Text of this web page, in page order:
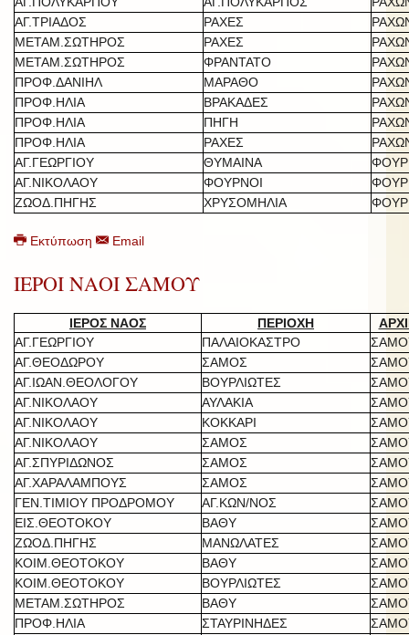
ΑΓ.ΤΡΙΑΔΟΣ
ΡΑΧΕΣ
ΜΕΤΑΜ.ΣΩΤΗΡΟΣ
ΡΑΧΕΣ
ΜΕΤΑΜ.ΣΩΤΗΡΟΣ
ΦΡΑΝΤΑΤΟ
ΠΡΟΦ.ΔΑΝΙΗΛ
ΜΑΡΑΘΟ
ΠΡΟΦ.ΗΛΙΑ
ΒΡΑΚΑΔΕΣ
ΠΡΟΦ.ΗΛΙΑ
ΠΗΓΗ
ΠΡΟΦ.ΗΛΙΑ
ΡΑΧΕΣ
ΑΓ.ΓΕΩΡΓΙΟΥ
ΘΥΜΑΙΝΑ
ΑΓ.ΝΙΚΟΛΑΟΥ
ΦΟΥΡΝΟΙ
ΖΩΟΔ.ΠΗΓΗΣ
ΧΡΥΣΟΜΗΛΙΑ
Εκτύπωση Email
ΙΕΡΟΙ ΝΑΟΙ ΣΑΜΟΥ
ΙΕΡΟΣ ΝΑΟΣ ΠΕΡΙΟΧΗ
ΑΓ.ΓΕΩΡΓΙΟΥ
ΠΑΛΑΙΟΚΑΣΤΡΟ
ΑΓ.ΘΕΟΔΩΡΟΥ
ΣΑΜΟΣ
ΑΓ.ΙΩΑΝ.ΘΕΟΛΟΓΟΥ
ΒΟΥΡΛΙΩΤΕΣ
ΑΓ.ΝΙΚΟΛΑΟΥ
ΑΥΛΑΚΙΑ
ΑΓ.ΝΙΚΟΛΑΟΥ
ΚΟΚΚΑΡΙ
ΑΓ.ΝΙΚΟΛΑΟΥ
ΣΑΜΟΣ
ΑΓ.ΣΠΥΡΙΔΩΝΟΣ
ΣΑΜΟΣ
ΑΓ.ΧΑΡΑΛΑΜΠΟΥΣ
ΣΑΜΟΣ
ΓΕΝ.ΤΙΜΙΟΥ ΠΡΟΔΡΟΜΟΥ
ΑΓ.ΚΩΝ/ΝΟΣ
ΕΙΣ.ΘΕΟΤΟΚΟΥ
ΒΑΘΥ
ΖΩΟΔ.ΠΗΓΗΣ
ΜΑΝΩΛΑΤΕΣ
ΚΟΙΜ.ΘΕΟΤΟΚΟΥ
ΒΑΘΥ
ΚΟΙΜ.ΘΕΟΤΟΚΟΥ
ΒΟΥΡΛΙΩΤΕΣ
ΜΕΤΑΜ.ΣΩΤΗΡΟΣ
ΒΑΘΥ
ΠΡΟΦ.ΗΛΙΑ
ΣΤΑΥΡΙΝΗΔΕΣ